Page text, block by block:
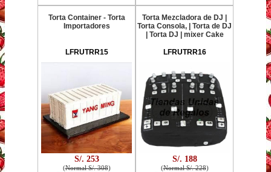
Torta Container - Torta
Importadores
LFRUTRR15
S/. 253
(Normal S/. 308)
Torta Mezcladora de DJ |
Torta Consola, | Torta de DJ
| Torta DJ | mixer Cake
LFRUTRR16
S/. 188
(Normal S/. 228)